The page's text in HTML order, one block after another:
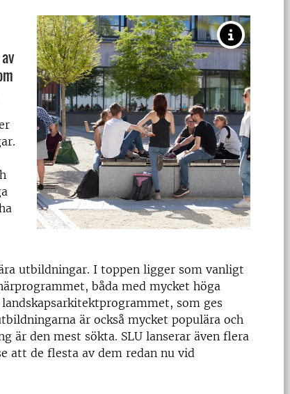
utbildningar. I toppen ligger som vanligt
båda med mycket höga
som ges
är också mycket populära och
är den mest sökta. SLU lanserar även flera
att de flesta av dem redan nu vid